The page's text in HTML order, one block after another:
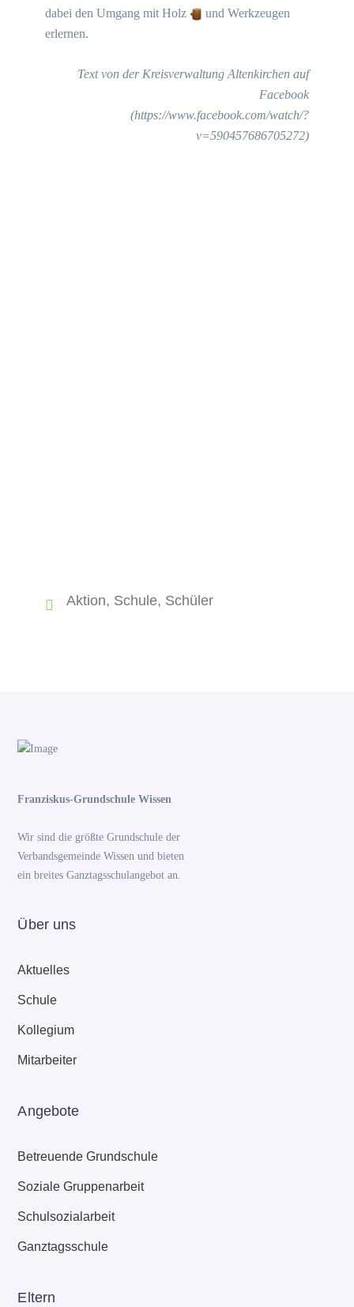
dabei den Umgang mit Holz
und Werkzeugen
erlernen.
Text von der Kreisverwaltung Altenkirchen auf
Facebook
(https://www.facebook.com/watch/?
v=590457686705272)
Aktion, Schule, Schüler
Franziskus-Grundschule Wissen
Wir sind die größte Grundschule der
Verbandsgemeinde Wissen und bieten
ein breites Ganztagsschulangebot an.
Über uns
Aktuelles
Schule
Kollegium
Mitarbeiter
Angebote
Betreuende Grundschule
Soziale Gruppenarbeit
Schulsozialarbeit
Ganztagsschule
Eltern